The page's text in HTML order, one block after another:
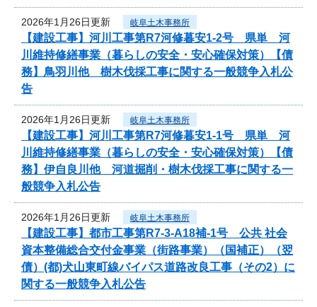
2026年1月26日更新 岐阜土木事務所
【建設工事】河川工事第R7河修暮安1-2号 県単 河
川維持修繕事業（暮らしの安全・安心確保対策）【債
務】鳥羽川他 樹木伐採工事に関する一般競争入札公
告
2026年1月26日更新 岐阜土木事務所
【建設工事】河川工事第R7河修暮安1-1号 県単 河
川維持修繕事業（暮らしの安全・安心確保対策）【債
務】伊自良川他 河道掘削・樹木伐採工事に関する一
般競争入札公告
2026年1月26日更新 岐阜土木事務所
【建設工事】都市工事第R7-3-A18補-1号 公共 社会
資本整備総合交付金事業（街路事業）（国補正）（翌
債）(都)犬山東町線バイパス道路改良工事（その2）に
関する一般競争入札公告